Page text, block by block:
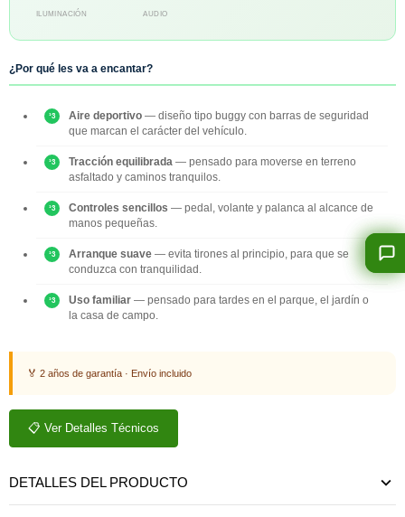
ILUMINACIÓN AUDIO
¿Por qué les va a encantar?
Aire deportivo — diseño tipo buggy con barras de seguridad
que marcan el carácter del vehículo.
Tracción equilibrada — pensado para moverse en terreno
asfaltado y caminos tranquilos.
Controles sencillos — pedal, volante y palanca al alcance de
manos pequeñas.
Arranque suave — evita tirones al principio, para que se
conduzca con tranquilidad.
Uso familiar — pensado para tardes en el parque, el jardín o
la casa de campo.
🏅 2 años de garantía · Envío incluido
📋 Ver Detalles Técnicos
DETALLES DEL PRODUCTO